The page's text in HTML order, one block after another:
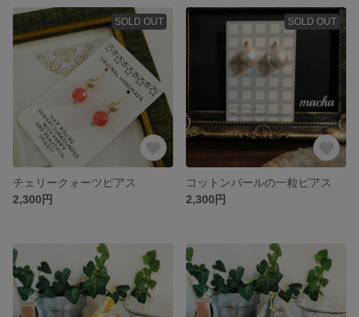
SOLD OUT
チェリークォーツピアス
2,300円
SOLD OUT
コットンパールの一粒ピアス
2,300円